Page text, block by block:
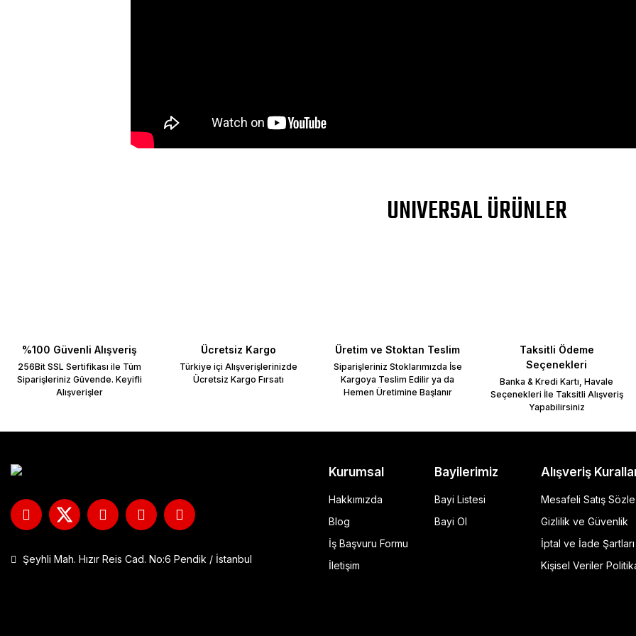
Bu ürüne ilk yorumu siz yapın!
Bu ürünün fiyat bilgisi, resim, ürün açıklamalarında ve diğer konularda yetersiz gördüğünüz noktaları öneri formunu kullanarak tarafımıza
UNIVERSAL ÜRÜNLER
GP Kompozit Universal 45 lt Plastik Motosiklet Çantası
%100 Güvenli Alışveriş
256Bit SSL Sertifikası ile Tüm
Siparişleriniz Güvende. Keyifli
Alışverişler
Ücretsiz Kargo
Türkiye içi Alışverişlerinizde
Ücretsiz Kargo Fırsatı
Üretim ve Stoktan Teslim
Siparişleriniz Stoklarımızda İse
Kargoya Teslim Edilir ya da
Hemen Üretimine Başlanır
Taksitli Ödeme
Seçenekleri
Banka & Kredi Kartı, Havale
Seçenekleri İle Taksitli Alışveriş
Yapabilirsiniz
Şeyhli Mah. Hızır Reis Cad. No:6 Pendik / İstanbul
Kurumsal
Hakkımızda
Blog
İş Başvuru Formu
İletişim
Bayilerimiz
Bayi Listesi
Bayi Ol
Alışveriş
Mesafeli Satış
Gizlilik ve Güvenlik
İptal ve İade Şartları
Kişisel Veriler